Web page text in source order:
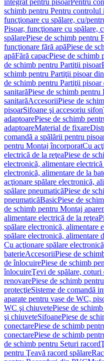
integrat pentru pisoarPentru
schimb pentru Pentru controlul
funcţionare cu spălare, cu/
Pisoar, funcţionare cu spălare,
spălarePiese de schimb pentru
funcţionare fără apăPiese de
apăFără capacPiese de schimb
de schimb pentru Partiţii pisoar
schimb pentru Partiţii pisoar
de schimb pentru Partiţii pisoar
sanitarăPiese de schimb
sanitarăAccesoriiPiese de
pisoarSifoane şi accesoriu sifon
adaptoarePiese de schimb
adaptoareMaterial de fixare
comandă a spălării pentru
pentru Montaj încorporatCu
electrică de la reţeaPiese de
electronică, alimentare electrică
electronică, alimentare de la
acţionare spălare electronică,
spălare pneumaticăPiese de
pneumaticăBasicPiese de
de schimb pentru Montaj
alimentare electrică de la reţea
spălare electronică, alimentare
spălare electronică, alimentare
Cu acţionare spălare
baterieAccesoriiPiese de
de înlocuirePiese de schimb
înlocuireŢevi de spălare, coturi
renovarePiese de schimb
protecţieSisteme de comandă
aparate pentru vase de WC,
WC şi chiuvetePiese de
şi chiuveteSifoanePiese de
conectarePiese de schimb
conectarePiese de schimb
de schimb pentru Seturi racord
pentru Ţeavă racord spălare